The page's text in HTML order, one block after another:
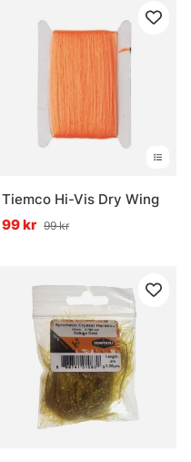
Tiemco Hi-Vis Dry Wing
99 kr 99 kr